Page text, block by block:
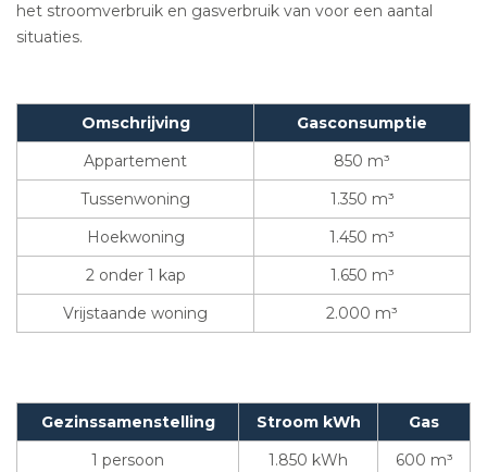
het stroomverbruik en gasverbruik van voor een aantal
situaties.
Omschrijving
Gasconsumptie
Appartement
850 m³
Tussenwoning
1.350 m³
Hoekwoning
1.450 m³
2 onder 1 kap
1.650 m³
Vrijstaande woning
2.000 m³
Gezinssamenstelling Stroom kWh
Gas
1 persoon
1.850 kWh
600 m³